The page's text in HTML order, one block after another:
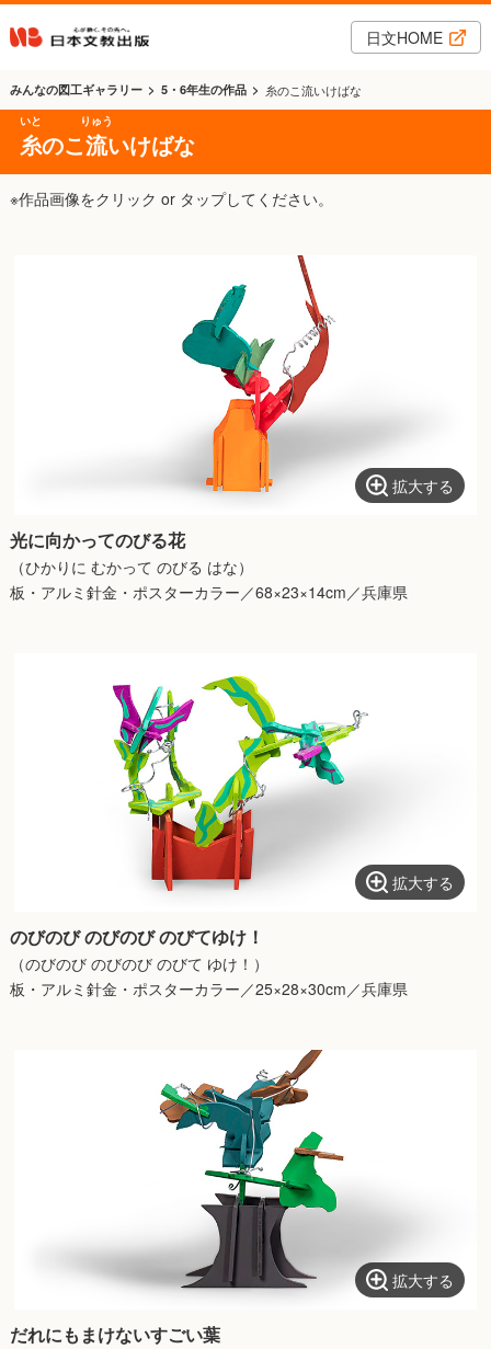
日文HOME
みんなの図工ギャラリー 5・6年生の作品 糸のこ流いけばな
糸
いと
のこ流
りゅう
いけばな
※作品画像をクリック or タップしてください。
拡大する
光に向かってのびる花
（ひかりに むかって のびる はな）
板・アルミ針金・ポスターカラー／68×23×14cm／兵庫県
拡大する
のびのび のびのび のびてゆけ！
（のびのび のびのび のびて ゆけ！）
板・アルミ針金・ポスターカラー／25×28×30cm／兵庫県
拡大する
だれにもまけないすごい葉